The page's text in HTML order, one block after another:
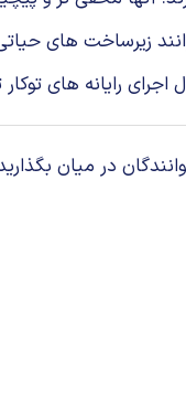
زیرساخت های
رایانه های توكار
در میان